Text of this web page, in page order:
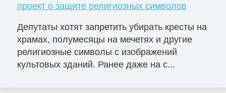
проект о защите религиозных символов
Депутаты хотят запретить убирать кресты на
храмах, полумесяцы на мечетях и другие
религиозные символы с изображений
культовых зданий. Ранее даже на с...